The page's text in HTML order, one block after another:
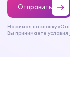
Отправить
Нажимая на кнопку
Вы принимаете условия